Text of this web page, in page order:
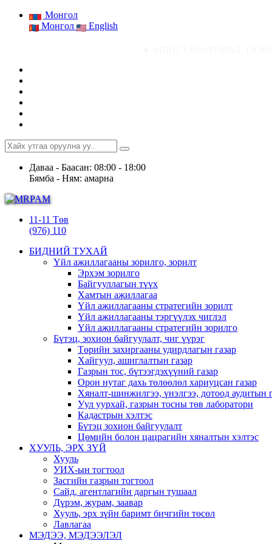
Монгол
Монгол
English
Даваа - Баасан: 08:00 - 18:00
Бямба - Ням: амарна
11-11 Төв
(976) 110
БИДНИЙ ТУХАЙ
Үйл ажиллагааны зорилго, зорилт
Эрхэм зорилго
Байгууллагын түүх
Хамтын ажиллагаа
Үйл ажиллагааны стратегийн зорилт
Үйл ажиллагааны тэргүүлэх чиглэл
Үйл ажиллагааны стратегийн зорилго
Бүтэц, зохион байгуулалт, чиг үүрэг
Төрийн захиргааны удирдлагын газар
Хайгуул, ашиглалтын газар
Газрын тос, бүтээгдэхүүний газар
Орон нутаг дахь төлөөлөл хариуцсан газар
Хяналт-шинжилгээ, үнэлгээ, дотоод аудитын
Уул уурхай, газрын тосны төв лаборатори
Кадастрын хэлтэс
Бүтэц зохион байгуулалт
Цөмийн болон цацрагийн хяналтын хэлтэс
ХУУЛЬ, ЭРХ ЗҮЙ
Хууль
УИХ-ын тогтоол
Засгийн газрын тогтоол
Сайд, агентлагийн даргын тушаал
Дүрэм, журам, заавар
Хууль, эрх зүйн баримт бичгийн төсөл
Лавлагаа
МЭДЭЭ, МЭДЭЭЛЭЛ